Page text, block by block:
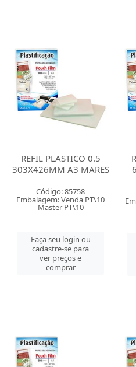
REFIL PLASTICO 0.5
303X426MM A3 MARES
Código: 85758
Embalagem: Venda PT\10
Master PT\10
Faça seu login ou
cadastre-se para
ver preços e
comprar